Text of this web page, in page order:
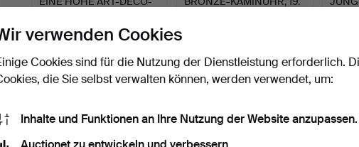
NUSSBAUM.
Beendet 11. Jun 2026
48 USD 122 USD 34
verwenden Cookies
Cookies sind für die Nutzung der Dienstleistung erforderlich.
die Sie selbst verwalten können, werden verwendet, um:
Inhalte und Funktionen an Ihre Nutzung der Website anzupassen.